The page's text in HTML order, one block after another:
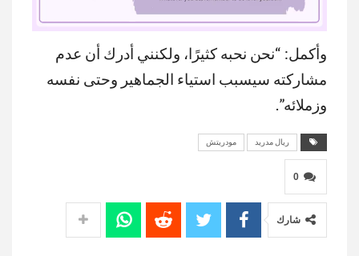
MUTE
وأكمل: “نحن نحبه كثيرًا، ولكنني أدرك أن عدم
مشاركته سيسبب استياء الجماهير وحتى نفسه
وزملائه”.
ريال مدريد مودريتش
0
شارك